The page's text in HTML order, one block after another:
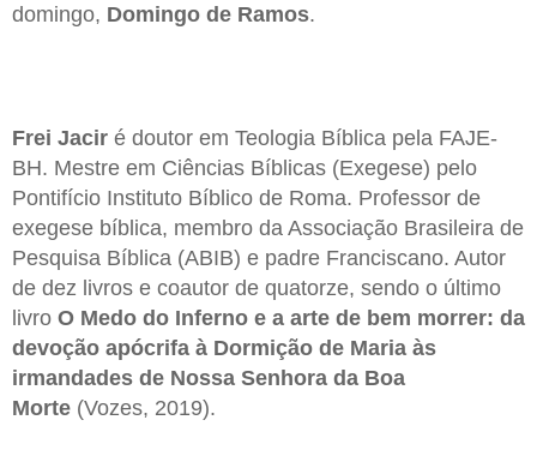
domingo, Domingo de Ramos.
Frei Jacir é doutor em Teologia Bíblica pela FAJE-
BH. Mestre em Ciências Bíblicas (Exegese) pelo
Pontifício Instituto Bíblico de Roma. Professor de
exegese bíblica, membro da Associação Brasileira de
Pesquisa Bíblica (ABIB) e padre Franciscano. Autor
de dez livros e coautor de quatorze, sendo o último
livro O Medo do Inferno e a arte de bem morrer: da
devoção apócrifa à Dormição de Maria às
irmandades de Nossa Senhora da Boa
Morte (Vozes, 2019).